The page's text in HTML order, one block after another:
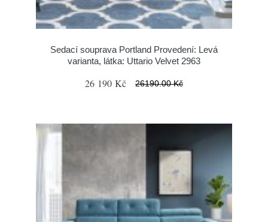
Sedací souprava Portland Provedení: Levá
varianta, látka: Uttario Velvet 2963
26 190 Kč 26190.00 Kč